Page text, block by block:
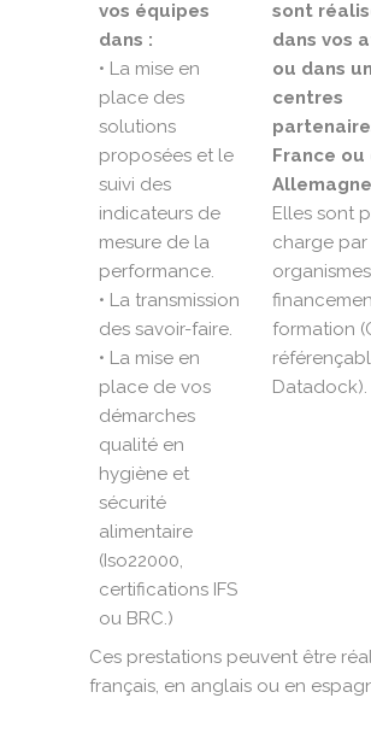
vos équipes
dans :
• La mise en
place des
solutions
proposées et le
suivi des
indicateurs de
mesure de la
performance.
• La transmission
des savoir-faire.
• La mise en
place de vos
démarches
qualité en
hygiène et
sécurité
alimentaire
(Iso22000,
certifications IFS
ou BRC.)
sont
dans vos
ou dans
centres
France ou
Elles sont
charge par
formation
Datadock).
Ces prestations peuvent être
français, en anglais ou en